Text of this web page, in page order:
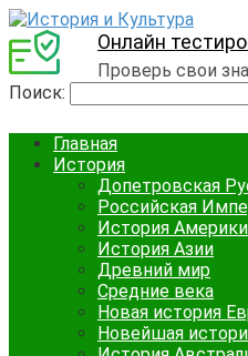
Онлайн
Проверь свои
Поиск:
Главная
История
Допетровская
Российская
История Америки
История Азии
Древний мир
Средние века
Новая история
Новейшая